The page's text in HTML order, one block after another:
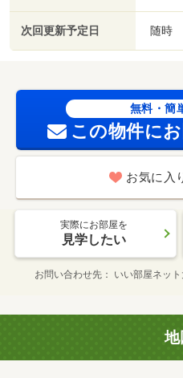
次回更新予定日 随時
無料・簡
この物件に
お気に入
実際にお部屋を
見学したい
お問い合わせ先 いい部屋ネッ
地